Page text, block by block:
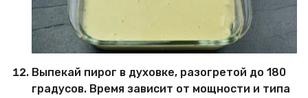
Выпекай пирог в духовке, разогретой до 180
градусов. Время зависит от мощности и типа